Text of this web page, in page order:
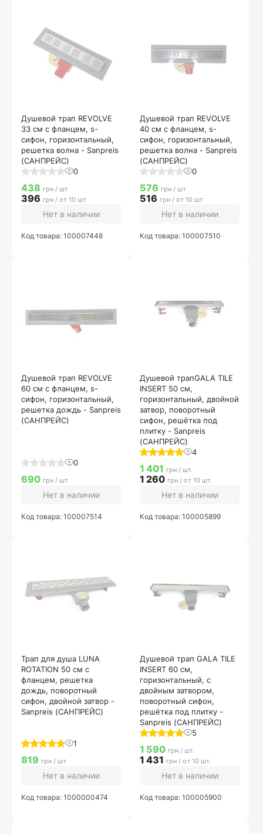
Душевой трап REVOLVE
33 см с фланцем, s-
сифон, горизонтальный,
решетка волна - Sanpreis
(САНПРЕЙС)
0
438 грн / шт
396 грн / от 10 шт
Нет в наличии
Код товара: 100007448
Душевой трап REVOLVE
40 см с фланцем, s-
сифон, горизонтальный,
решетка волна - Sanpreis
(САНПРЕЙС)
0
576 грн / шт
516 грн / от 10 шт
Нет в наличии
Код товара: 100007510
Душевой трап REVOLVE
60 см с фланцем, s-
сифон, горизонтальный,
решетка дождь - Sanpreis
(САНПРЕЙС)
0
690 грн / шт
Нет в наличии
Код товара: 100007514
Душевой трапGALA TILE
INSERT 50 см,
горизонтальный, двойной
затвор, поворотный
сифон, решётка под
плитку - Sanpreis
(САНПРЕЙС)
4
1 401 грн / шт.
1 260 грн / от 10 шт.
Нет в наличии
Код товара: 100005899
Трап для душа LUNA
ROTATION 50 см с
фланцем, решетка
дождь, поворотный
сифон, двойной затвор -
Sanpreis (САНПРЕЙС)
1
819 грн / шт
Нет в наличии
Код товара: 1000000474
Душевой трап GALA TILE
INSERT 60 см,
горизонтальный, с
двойным затвором,
поворотный сифон,
решётка под плитку -
Sanpreis (САНПРЕЙС)
5
1 590 грн / шт.
1 431 грн / от 10 шт.
Нет в наличии
Код товара: 100005900